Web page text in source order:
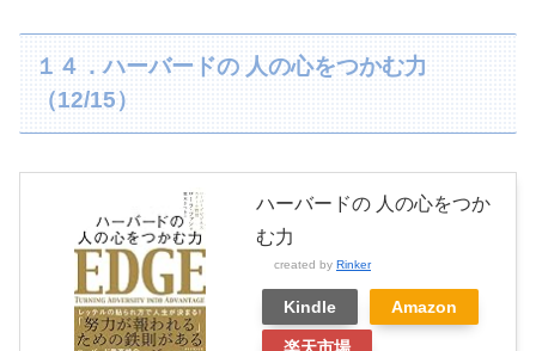
１４．ハーバードの 人の心をつかむ力
（12/15）
ハーバードの 人の心をつか
む力
created by Rinker
Kindle Amazon